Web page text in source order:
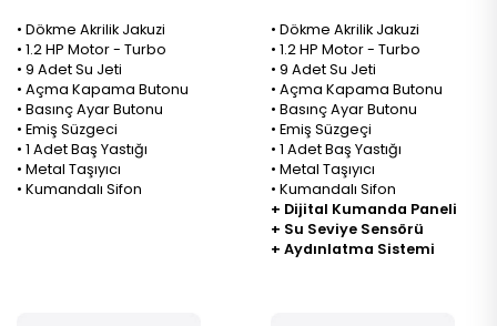
• Dökme Akrilik Jakuzi
• 1.2 HP Motor - Turbo
• 9 Adet Su Jeti
• Açma Kapama Butonu
• Basınç Ayar Butonu
• Emiş Süzgeci
• 1 Adet Baş Yastığı
• Metal Taşıyıcı
• Kumandalı Sifon
• Dökme Akrilik Jakuzi
• 1.2 HP Motor - Turbo
• 9 Adet Su Jeti
• Açma Kapama Butonu
• Basınç Ayar Butonu
• Emiş Süzgeçi
• 1 Adet Baş Yastığı
• Metal Taşıyıcı
• Kumandalı Sifon
+ Dijital Kumanda Paneli
+ Su Seviye Sensörü
+ Aydınlatma Sistemi